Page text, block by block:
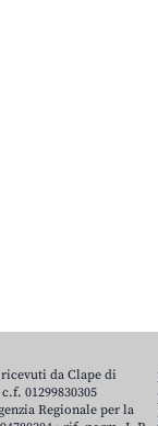
da Clape di
01299830305
Regionale per la